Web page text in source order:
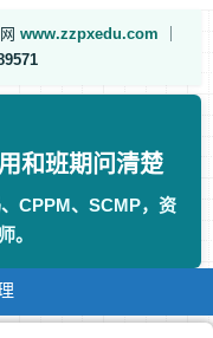
www.zzpxedu.com
和班期问清楚
CPPM、SCMP，资
。